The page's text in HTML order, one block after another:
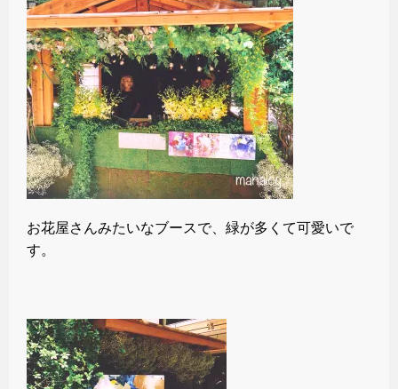
お花屋さんみたいなブースで、緑が多くて可愛いで
す。